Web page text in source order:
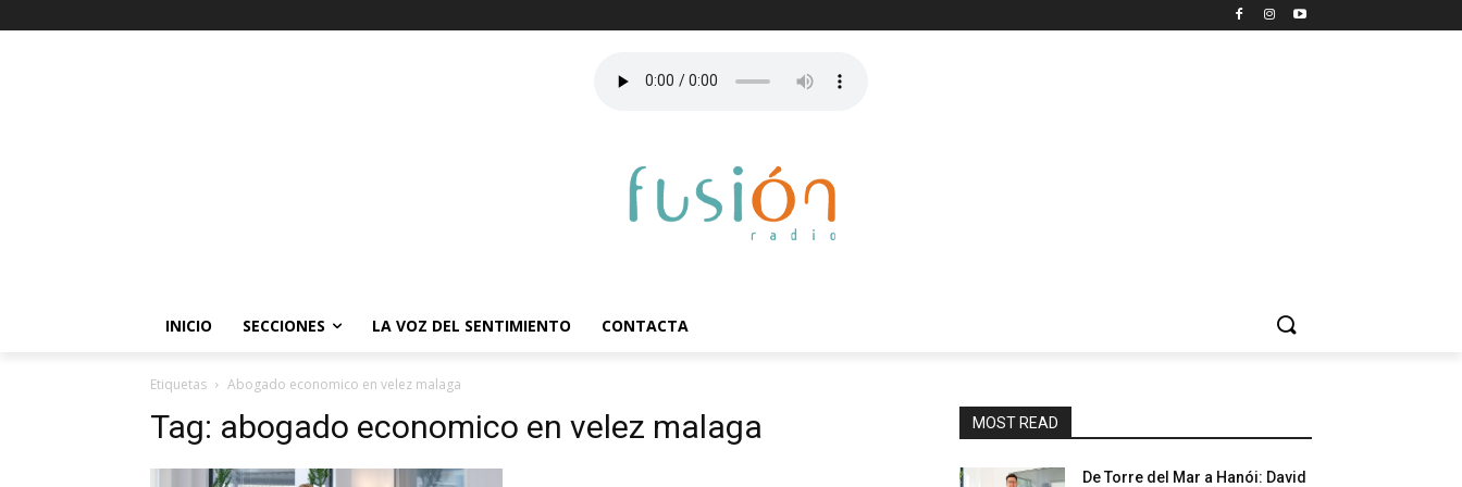
INICIO SECCIONES LA VOZ DEL SENTIMIENTO CONTACTA
Etiquetas Abogado economico en velez malaga
Tag: abogado economico en velez malaga MOST READ
De Torre del Mar a Hanói: David